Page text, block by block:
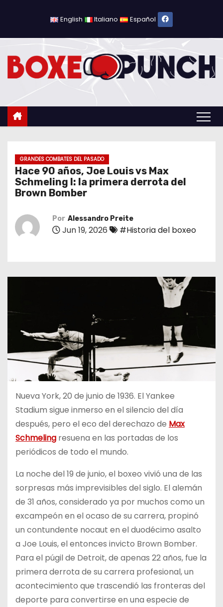
l
English Italiano Español
GRANDES COMBATES DEL PASADO
Hace 90 años, Joe Louis vs Max
Schmeling I: la primera derrota del
Brown Bomber
Por Alessandro Preite
Jun 19, 2026 #Historia del boxeo
Nueva York, 20 de junio de 1936. El Yankee
Stadium sigue inmerso en el silencio del día
después, pero el eco del derechazo de Max
Schmeling resuena en las portadas de los
periódicos de todo el mundo.
La noche del 19 de junio, el boxeo vivió una de las
sorpresas más imprevisibles del siglo. El alemán
de 31 años, considerado ya por muchos como un
excampeón en el ocaso de su carrera, propinó
un contundente nocaut en el duodécimo asalto
a Joe Louis, el entonces invicto Brown Bomber.
Para el púgil de Detroit, de apenas 22 años, fue la
primera derrota de su carrera profesional, un
acontecimiento que trascendió las fronteras del
deporte para convertirse en una especie de